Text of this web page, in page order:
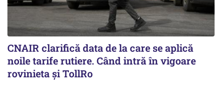
CNAIR clarifică data de la care se aplică
noile tarife rutiere. Când intră în vigoare
rovinieta și TollRo